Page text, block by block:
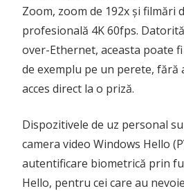
Zoom, zoom de 192x și filmări
profesională 4K 60fps.
over-Ethernet, aceasta poate
de exemplu pe un perete, fără
acces direct la o priză.
Dispozitivele de uz personal
camera video Windows Hello
autentificare biometrică prin
Hello, pentru cei care au